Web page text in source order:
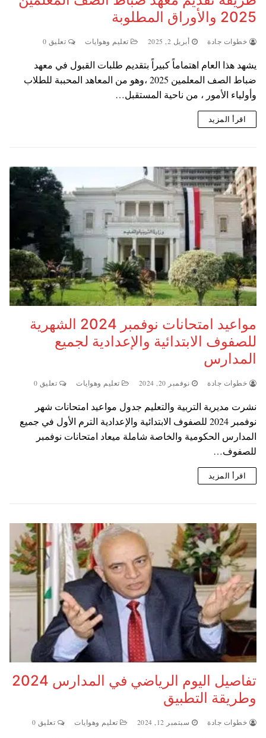
2025 والأوراق المطلوبة
خطوات جادة أبريل 2, 2025 تعليم وهوايات تعليق 0
يشهد هذا العام اهتماماً كبيراً بتقديم طلبات القبول في معهد
ضباط الصف المعلمين 2025 ،وهو من المعاهد المحببة للطلاب
وأولياء الأمور ، من ناحية المستقبل…
اقرأ المزيد
مواعيد امتحانات نوفمبر 2024 الشهرية
للصفوف الابتدائية والإعدادية لجميع
المدارس
خطوات جادة نوفمبر 20, 2024 تعليم وهوايات تعليق 0
نشرت مديرية التربية والتعليم جدول مواعيد امتحانات شهر
نوفمبر 2024 للصفوف الابتدائية والإعدادية الترم الأول في جميع
المدارس الحكومية والخاصة شاملة ميعاد امتحانات نوفمبر
للصفوف…
اقرأ المزيد
تفاصيل اليوم الرياضي في المدارس 2024
وطريقة التطبيق
خطوات جادة سبتمبر 12, 2024 تعليم وهوايات تعليق 0